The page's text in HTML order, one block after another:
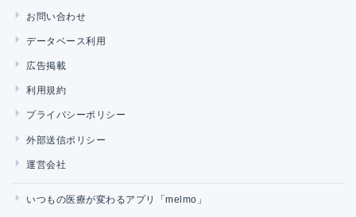
お問い合わせ
データベース利用
広告掲載
利用規約
プライバシーポリシー
外部送信ポリシー
運営会社
いつもの医療が変わるアプリ「melmo」